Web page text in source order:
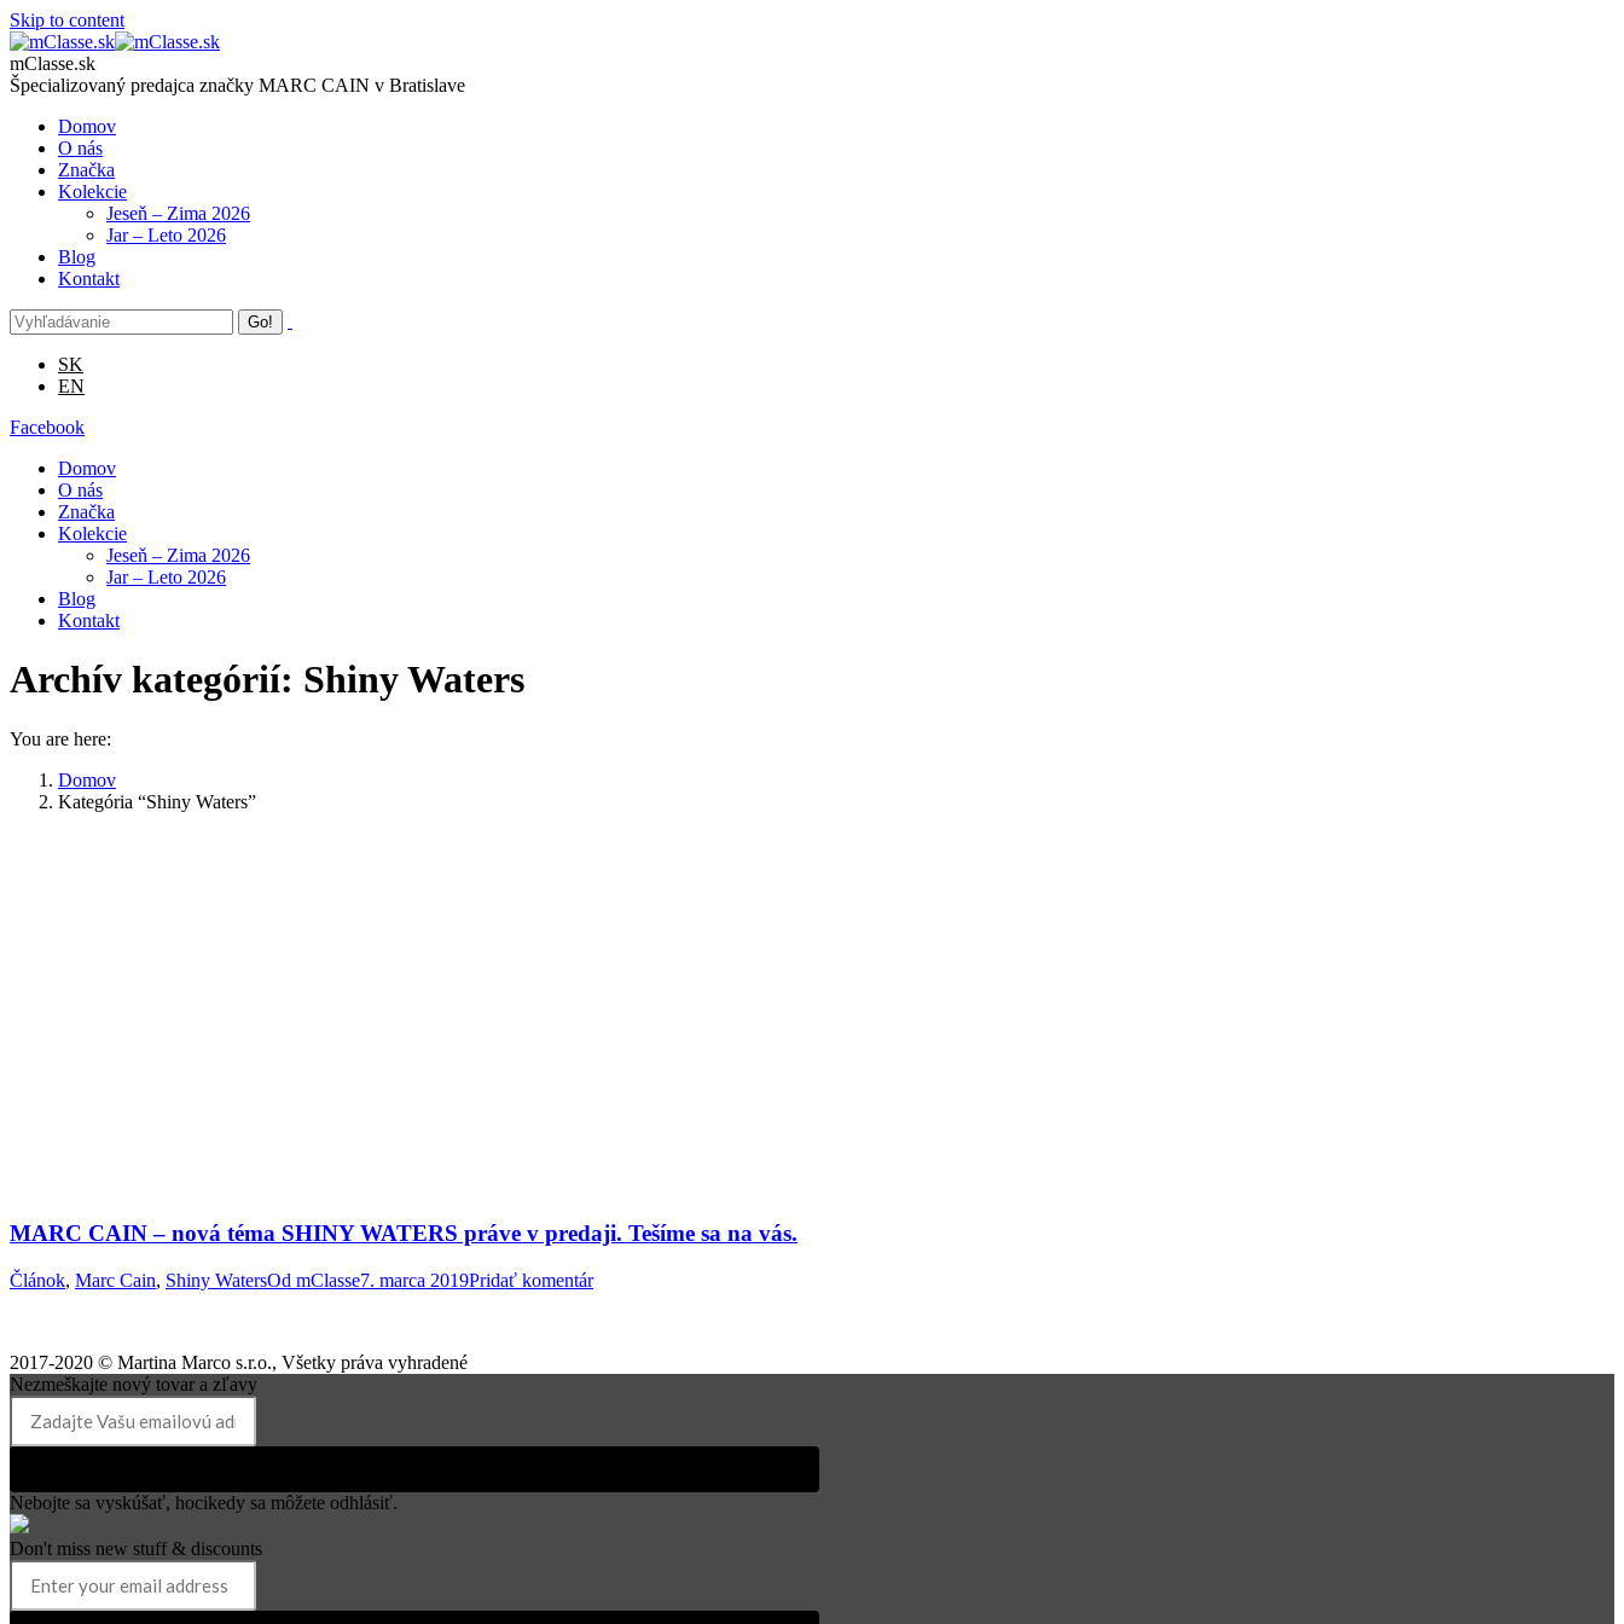
Skip to content
mClasse.sk
Špecializovaný predajca značky MARC CAIN v Bratislave
Domov
O nás
Značka
Kolekcie
Jeseň – Zima 2026
Jar – Leto 2026
Blog
Kontakt
SK
EN
Facebook
Domov
O nás
Značka
Kolekcie
Jeseň – Zima 2026
Jar – Leto 2026
Blog
Kontakt
Archív kategórií: Shiny Waters
You are here:
Domov
Kategória “Shiny Waters”
MARC CAIN – nová téma SHINY WATERS práve v predaji. Tešíme sa na vás.
Článok, Marc Cain, Shiny WatersOd mClasse7. marca 2019Pridať komentár
2017-2020 © Martina Marco s.r.o., Všetky práva vyhradené
Nezmeškajte nový tovar a zľavy
Nebojte sa vyskúšať, hocikedy sa môžete odhlásiť.
Don't miss new stuff & discounts